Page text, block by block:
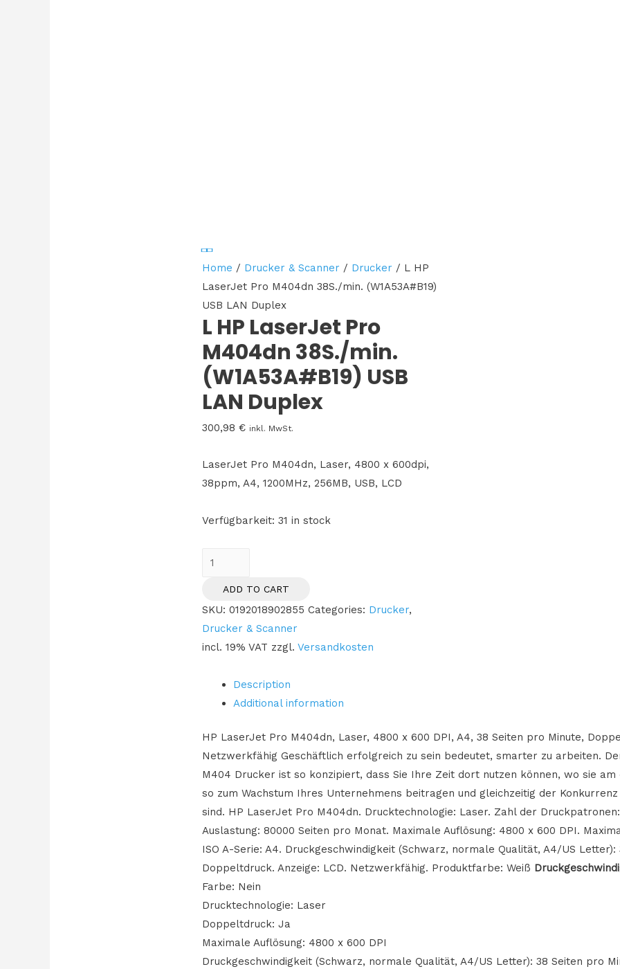
Home / Drucker & Scanner / Drucker / L HP
LaserJet Pro M404dn 38S./min. (W1A53A#B19)
USB LAN Duplex
L HP LaserJet Pro
M404dn 38S./min.
(W1A53A#B19) USB
LAN Duplex
300,98€ inkl. MwSt.
LaserJet Pro M404dn, Laser, 4800 x 600dpi,
38ppm, A4, 1200MHz, 256MB, USB, LCD
Verfügbarkeit: 31 in stock
LaserJet
Pro
M404dn
38S./min.
USB
LAN
quantity
ADD TO CART
SKU:0192018902855 Categories: Drucker,
Drucker & Scanner
incl. 19% VAT zzgl.Versandkosten
Description
Additional information
HP LaserJet Pro M404dn, Laser, 4800 x 600 DPI, A4, 38 Seiten pro Minute,
Netzwerkfähig Geschäftlich erfolgreich zu sein bedeutet, smarter zu arbeiten.
M404 Drucker ist so konzipiert, dass Sie Ihre Zeit dort nutzen können, wo sie
so zum Wachstum Ihres Unternehmens beitragen und gleichzeitig der
sind. HP LaserJet Pro M404dn. Drucktechnologie: Laser. Zahl der
Auslastung: 80000 Seiten pro Monat. Maximale Auflösung: 4800 x 600 DPI.
ISO A-Serie: A4. Druckgeschwindigkeit (Schwarz, normale Qualität, A4/US
Doppeltdruck. Anzeige: LCD. Netzwerkfähig. Produktfarbe: Weiß
Farbe: Nein
Drucktechnologie: Laser
Doppeltdruck: Ja
Maximale Auflösung: 4800 x 600 DPI
Druckgeschwindigkeit (Schwarz, normale Qualität, A4/US Letter): 38 Seiten pro